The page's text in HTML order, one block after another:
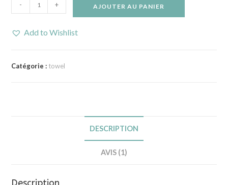
de
egestas
- + AJOUTER AU PANIER
Add to Wishlist
Catégorie : towel
DESCRIPTION
AVIS (1)